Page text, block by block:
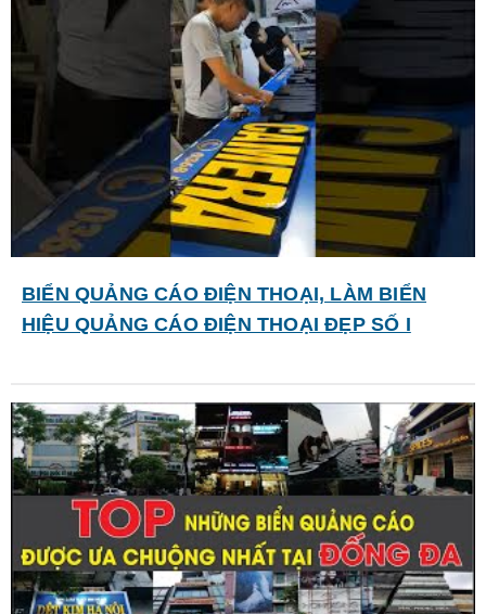
BIỂN QUẢNG CÁO ĐIỆN THOẠI, LÀM BIỂN
HIỆU QUẢNG CÁO ĐIỆN THOẠI ĐẸP SỐ I